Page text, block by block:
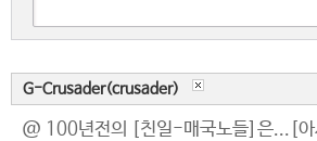
G-Crusader(crusader)
@ 100년전의 [친일-매국노들]은...[